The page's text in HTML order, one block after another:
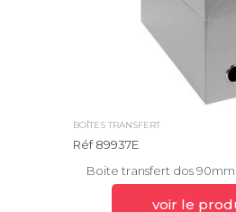
BOÎTES TRANSFERT
Réf 89937E
Boite transfert dos 90mm
voir le